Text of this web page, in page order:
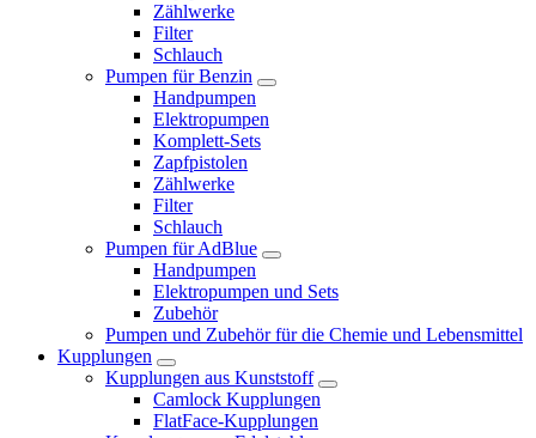
Zählwerke
Filter
Schlauch
Pumpen für Benzin
Handpumpen
Elektropumpen
Komplett-Sets
Zapfpistolen
Zählwerke
Filter
Schlauch
Pumpen für AdBlue
Handpumpen
Elektropumpen und Sets
Zubehör
Pumpen und Zubehör für die Chemie und Lebensmittel
Kupplungen
Kupplungen aus Kunststoff
Camlock Kupplungen
FlatFace-Kupplungen